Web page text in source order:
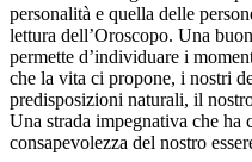
personalità e quella delle
lettura dell’Oroscopo. Una
permette d’individuare i
che la vita ci propone, i nostri
predisposizioni naturali, il
Una strada impegnativa che ha
consapevolezza del nostro